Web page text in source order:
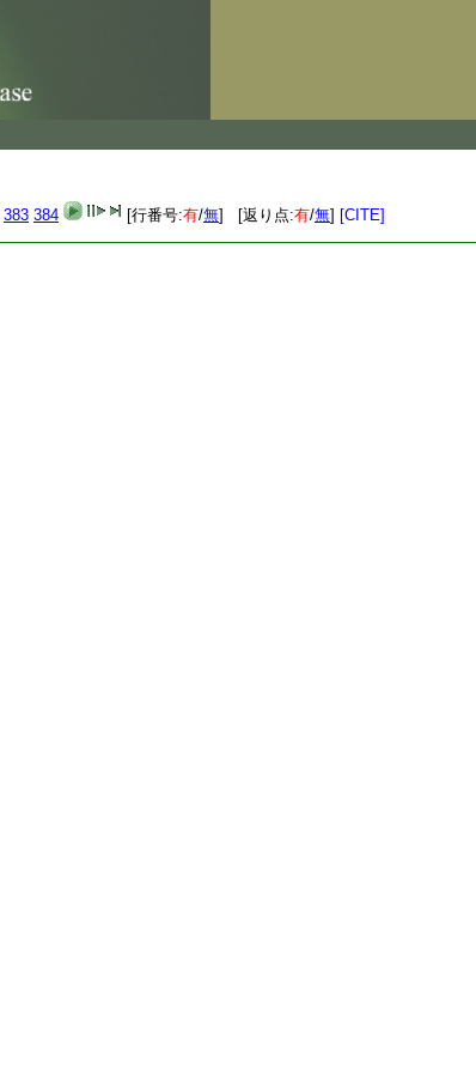
383 384 [行番号:有/無] [返り点:有/無] [CITE]